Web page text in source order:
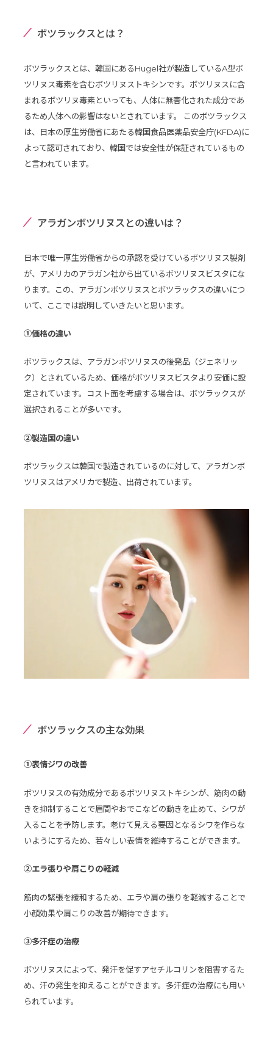
ボツラックスとは？
ボツラックスとは、韓国にあるHugel社が製造しているA型ボ
ツリヌス毒素を含むボツリヌストキシンです。ボツリヌスに含
まれるボツリヌ毒素といっても、人体に無害化された成分であ
るため人体への影響はないとされています。 このボツラックス
は、日本の厚生労働省にあたる韓国食品医薬品安全庁(KFDA)に
よって認可されており、韓国では安全性が保証されているもの
と言われています。
アラガンボツリヌスとの違いは？
日本で唯一厚生労働省からの承認を受けているボツリヌス製剤
が、アメリカのアラガン社から出ているボツリヌスビスタにな
ります。この、アラガンボツリヌスとボツラックスの違いにつ
いて、ここでは説明していきたいと思います。
①価格の違い
ボツラックスは、アラガンボツリヌスの後発品（ジェネリッ
ク）とされているため、価格がボツリヌスビスタより安価に設
定されています。コスト面を考慮する場合は、ボツラックスが
選択されることが多いです。
②製造国の違い
ボツラックスは韓国で製造されているのに対して、アラガンボ
ツリヌスはアメリカで製造、出荷されています。
ボツラックスの主な効果
①表情ジワの改善
ボツリヌスの有効成分であるボツリヌストキシンが、筋肉の動
きを抑制することで眉間やおでこなどの動きを止めて、シワが
入ることを予防します。老けて見える要因となるシワを作らな
いようにするため、若々しい表情を維持することができます。
②エラ張りや肩こりの軽減
筋肉の緊張を緩和するため、エラや肩の張りを軽減することで
小顔効果や肩こりの改善が期待できます。
③多汗症の治療
ボツリヌスによって、発汗を促すアセチルコリンを阻害するた
め、汗の発生を抑えることができます。多汗症の治療にも用い
られています。